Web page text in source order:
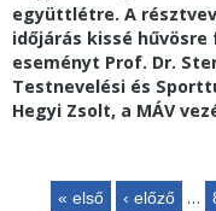
együttlétre. A
időjárás kissé
eseményt Prof. Dr.
Testnevelési és
Hegyi Zsolt, a MÁV
« első ‹ előző …